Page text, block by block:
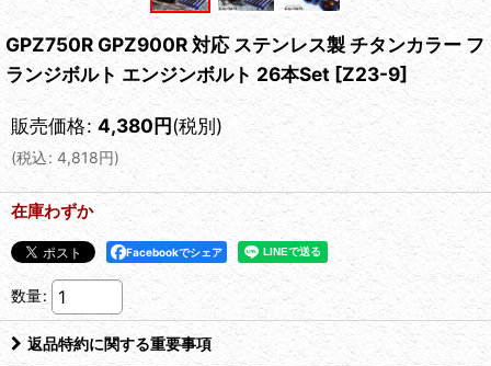
GPZ750R GPZ900R 対応 ステンレス製 チタンカラー フ
ランジボルト エンジンボルト 26本Set [Z23-9]
販売価格: 4,380円(税別)
(税込: 4,818円)
在庫わずか
Facebookでシェア
数量:
返品特約に関する重要事項